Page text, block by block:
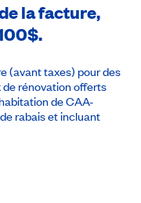
la facture,
(avant taxes) pour des
rénovation offerts
de CAA-
rabais et incluant